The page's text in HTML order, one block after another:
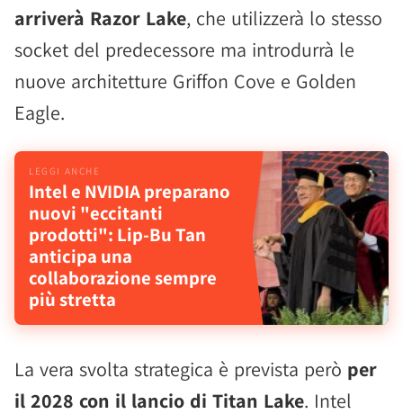
arriverà Razor Lake, che utilizzerà lo stesso
socket del predecessore ma introdurrà le
nuove architetture Griffon Cove e Golden
Eagle.
Intel e NVIDIA preparano
nuovi "eccitanti
prodotti": Lip-Bu Tan
anticipa una
collaborazione sempre
più stretta
La vera svolta strategica è prevista però per
il 2028 con il lancio di Titan Lake. Intel